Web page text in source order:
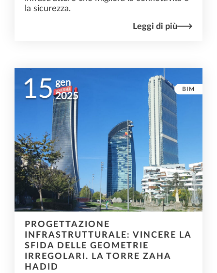
la sicurezza.
Leggi di più
15 gen
2025
BIM
PROGETTAZIONE
INFRASTRUTTURALE: VINCERE LA
SFIDA DELLE GEOMETRIE
IRREGOLARI. LA TORRE ZAHA
HADID